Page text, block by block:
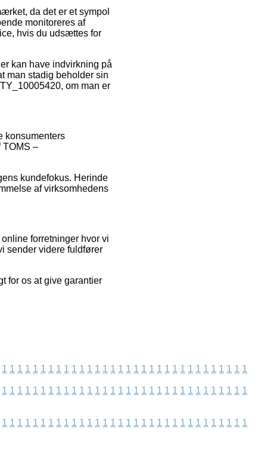
da det er et sympol
monitoreres af
hvis du udsættes for
kan have indvirkning på
man stadig beholder sin
om man er
konsumenters
TOMS –
kundefokus. Herinde
af virksomhedens
forretninger hvor vi
sender videre fuldfører
for os at give garantier
1 1 1 1 1 1 1 1 1 1 1 1 1 1 1 1 1 1 1 1 1 1 1 1 1 1 1 1 1 1 1 1
1 1 1 1 1 1 1 1 1 1 1 1 1 1 1 1 1 1 1 1 1 1 1 1 1 1 1 1 1 1 1 1
1 1 1 1 1 1 1 1 1 1 1 1 1 1 1 1 1 1 1 1 1 1 1 1 1 1 1 1 1 1 1 1